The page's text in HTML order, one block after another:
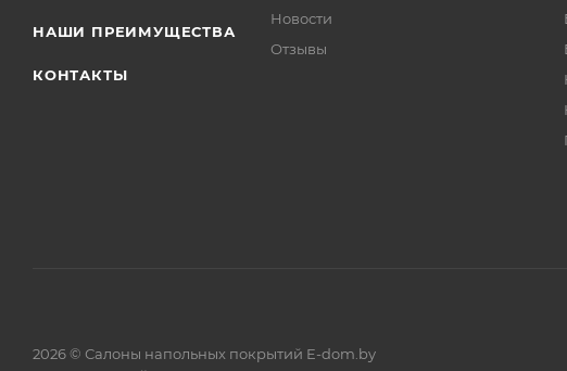
НАШИ ПРЕИМУЩЕСТВА
КОНТАКТЫ
Новости
Отзывы
2026 © Салоны напольных покрытий E-dom.by